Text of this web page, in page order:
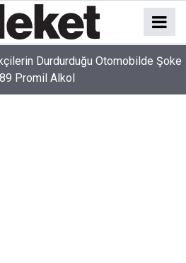
Konya hattı bölünmüş yol oluyor